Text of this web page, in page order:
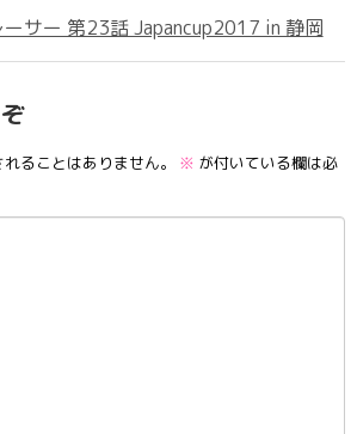
ーサー 第23話 Japancup2017 in 静岡
ることはありません。 ※ が付いている欄は必